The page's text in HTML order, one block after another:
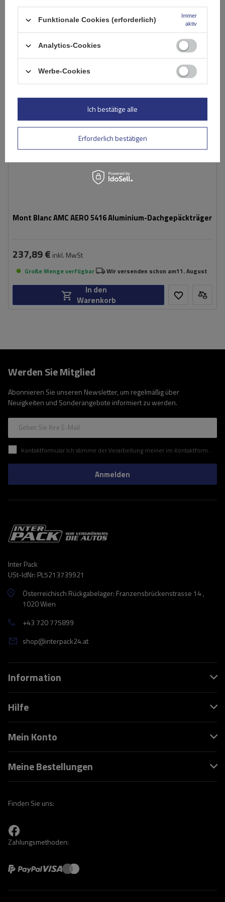
In den
Mont Blanc AMC AERO 5416 Aluminium-Dachgepäckträger
237,89 € inkl. MwSt
Große Menge verfügbar Wir versenden schon am11. August
In den
Warenkorb
Werden Sie Mitglied
Abonnieren Sie unseren Newsletter, um regelmäßig über
Neuigkeiten und Sonderangebote informiert zu werden.
Geben Sie Ihre E-Mail
Kontaktformular Ich stimme der Verarbeitung meiner im Kontaktformular enthaltenen personenbezogenen Daten gemäß der Verordnung (EU) des Europäischen Parlaments und des Rates zu.
Anmelden
Inter Pack
USt-IdNr: PL5213739921
Österreichisch Rückgabelager: Franzensbrückenstrasse 14 ,
1020 Wien
+43 720 775899
shop@interpack24.at
Information
Hilfe
Mein Konto
Meine Bestellungen
Finden Sie uns:
Zahlungsmethoden:
Funktionale Cookies (erforderlich)
Immer
aktiv
Analytics-Cookies
Werbe-Cookies
Erforderlich bestätigen
Ich bestätige alle